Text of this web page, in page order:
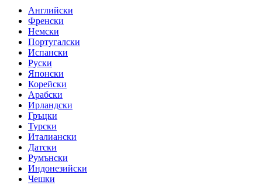
Английски
Френски
Немски
Португалски
Испански
Руски
Японски
Корейски
Арабски
Ирландски
Гръцки
Турски
Италиански
Датски
Румънски
Индонезийски
Чешки